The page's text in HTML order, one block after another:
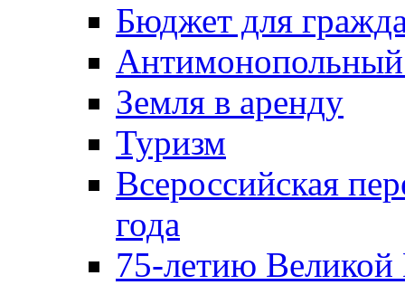
Бюджет для
Антимонопольный
Земля в аренду
Туризм
Всероссийская
года
75-летию